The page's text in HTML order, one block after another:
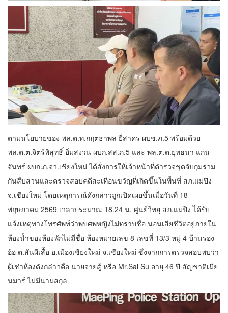
ตามนโยบายของ พล.ต.ท.กฤตธาพล ยี่สาคร ผบช.ภ.5 พร้อมด้วย
พล.ต.ต.จิตร์พิสุทธิ์ อิ่มสงวน ผบก.สส.ภ.5 และ พล.ต.ต.ยุทธนา แก่น
จันทร์ ผบก.ภ.จว.เชียงใหม่ ได้สั่งการให้เจ้าหน้าที่ตำรวจชุดจับกุมร่วม
กันสืบสวนและตรวจสอบคดีสะเทือนขวัญที่เกิดขึ้นในพื้นที่ สภ.แม่ปิง
จ.เชียงใหม่ โดยเหตุการณ์ดังกล่าวถูกเปิดเผยขึ้นเมื่อวันที่ 18
พฤษภาคม 2569 เวลาประมาณ 18.24 น. ศูนย์วิทยุ สภ.แม่ปิง ได้รับ
แจ้งเหตุทางโทรศัพท์ว่าพบศพหญิงไม่ทราบชื่อ นอนเสียชีวิตอยู่ภายใน
ห้องน้ำของห้องพักไม่มีชื่อ ห้องหมายเลข 8 เลขที่ 13/3 หมู่ 4 บ้านร่อง
อ้อ ต.สันผีเสื้อ อ.เมืองเชียงใหม่ จ.เชียงใหม่ ซึ่งจากการตรวจสอบพบว่า
ผู้เช่าห้องดังกล่าวคือ นายจายสู้ หรือ Mr.Sai Su อายุ 46 ปี สัญชาติเมีย
นมาร์ ไม่มีนามสกุล